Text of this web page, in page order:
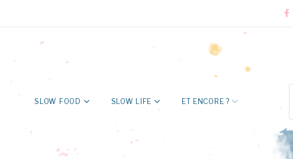
SLOW FOOD SLOW LIFE ET ENCORE ?